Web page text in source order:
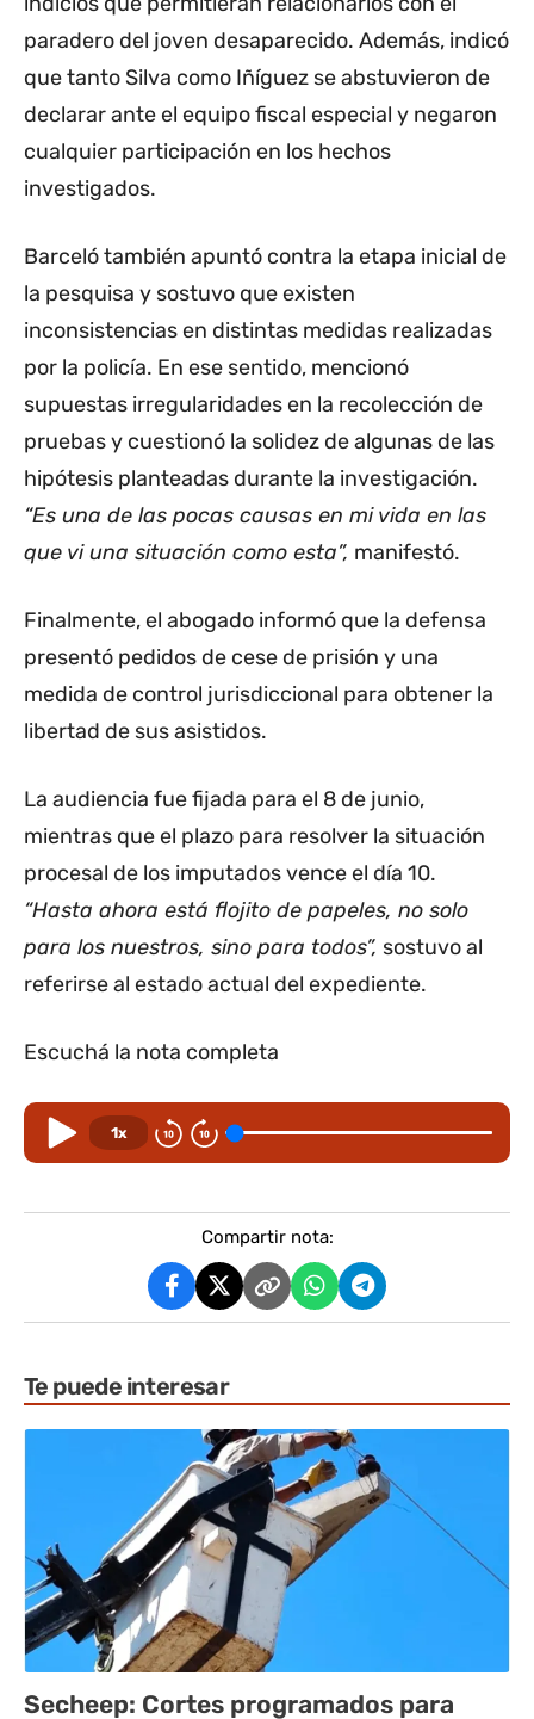
paradero del joven desaparecido. Además, indicó
que tanto Silva como Iñíguez se abstuvieron de
declarar ante el equipo fiscal especial y negaron
cualquier participación en los hechos
investigados.
Barceló también apuntó contra la etapa inicial de
la pesquisa y sostuvo que existen
inconsistencias en distintas medidas realizadas
por la policía. En ese sentido, mencionó
supuestas irregularidades en la recolección de
pruebas y cuestionó la solidez de algunas de las
hipótesis planteadas durante la investigación.
“Es una de las pocas causas en mi vida en las
que vi una situación como esta”, manifestó.
Finalmente, el abogado informó que la defensa
presentó pedidos de cese de prisión y una
medida de control jurisdiccional para obtener la
libertad de sus asistidos.
La audiencia fue fijada para el 8 de junio,
mientras que el plazo para resolver la situación
procesal de los imputados vence el día 10.
“Hasta ahora está flojito de papeles, no solo
para los nuestros, sino para todos”, sostuvo al
referirse al estado actual del expediente.
Escuchá la nota completa
1x
Compartir nota:
Te puede interesar
Secheep: Cortes programados para